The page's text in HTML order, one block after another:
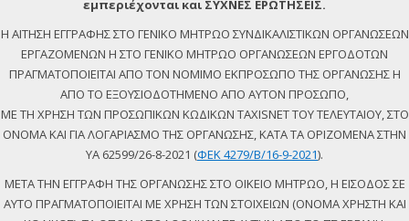
εμπεριέχονται και ΣΥΧΝΕΣ ΕΡΩΤΗΣΕΙΣ.
Η ΑΙΤΗΣΗ ΕΓΓΡΑΦΗΣ ΣΤΟ ΓΕΝΙΚΟ ΜΗΤΡΩΟ ΣΥΝΔΙΚΑΛΙΣΤΙΚΩΝ ΟΡΓΑΝΩΣΕΩΝ
ΕΡΓΑΖΟΜΕΝΩΝ Η ΣΤΟ ΓΕΝΙΚΟ ΜΗΤΡΩΟ ΟΡΓΑΝΩΣΕΩΝ ΕΡΓΟΔΟΤΩΝ
ΠΡΑΓΜΑΤΟΠΟΙΕΙΤΑΙ ΑΠΟ ΤΟΝ ΝΟΜΙΜΟ ΕΚΠΡΟΣΩΠΟ ΤΗΣ ΟΡΓΑΝΩΣΗΣ Η
ΑΠΟ ΤΟ ΕΞΟΥΣΙΟΔΟΤΗΜΕΝΟ ΑΠΟ ΑΥΤΟΝ ΠΡΟΣΩΠΟ,
ΜΕ ΤΗ ΧΡΗΣΗ ΤΩΝ ΠΡΟΣΩΠΙΚΩΝ ΚΩΔΙΚΩΝ TAXISNET ΤΟΥ ΤΕΛΕΥΤΑΙΟΥ, ΣΤΟ
ΟΝΟΜΑ ΚΑΙ ΓΙΑ ΛΟΓΑΡΙΑΣΜΟ ΤΗΣ ΟΡΓΑΝΩΣΗΣ, ΚΑΤΑ ΤΑ ΟΡΙΖΟΜΕΝΑ ΣΤΗΝ
ΥΑ 62599/26-8-2021 (ΦΕΚ 4279/Β/16-9-2021).
ΜΕΤΑ ΤΗΝ ΕΓΓΡΑΦΗ ΤΗΣ ΟΡΓΑΝΩΣΗΣ ΣΤΟ ΟΙΚΕΙΟ ΜΗΤΡΩΟ, Η ΕΙΣΟΔΟΣ ΣΕ
ΑΥΤΟ ΠΡΑΓΜΑΤΟΠΟΙΕΙΤΑΙ ΜΕ ΧΡΗΣΗ ΤΩΝ ΣΤΟΙΧΕΙΩΝ (ΟΝΟΜΑ ΧΡΗΣΤΗ ΚΑΙ